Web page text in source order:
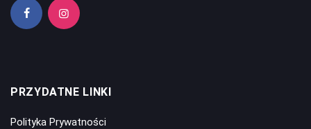
PRZYDATNE LINKI
Polityka Prywatności